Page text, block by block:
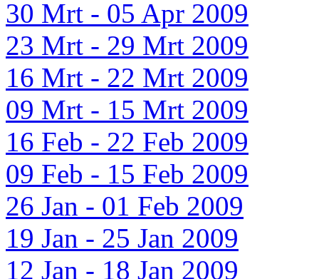
30 Mrt - 05 Apr 2009
23 Mrt - 29 Mrt 2009
16 Mrt - 22 Mrt 2009
09 Mrt - 15 Mrt 2009
16 Feb - 22 Feb 2009
09 Feb - 15 Feb 2009
26 Jan - 01 Feb 2009
19 Jan - 25 Jan 2009
12 Jan - 18 Jan 2009